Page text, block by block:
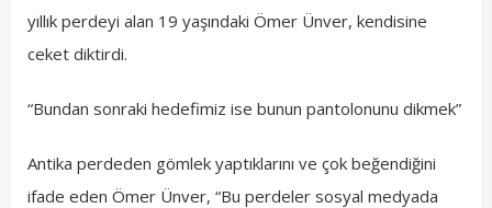
yıllık perdeyi alan 19 yaşındaki Ömer Ünver, kendisine
ceket diktirdi.
“Bundan sonraki hedefimiz ise bunun pantolonunu dikmek”
Antika perdeden gömlek yaptıklarını ve çok beğendiğini
ifade eden Ömer Ünver, “Bu perdeler sosyal medyada